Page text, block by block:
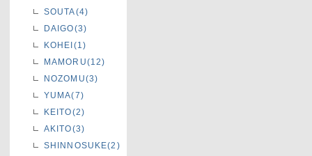
SOUTA(4)
DAIGO(3)
KOHEI(1)
MAMORU(12)
NOZOMU(3)
YUMA(7)
KEITO(2)
AKITO(3)
SHINNOSUKE(2)